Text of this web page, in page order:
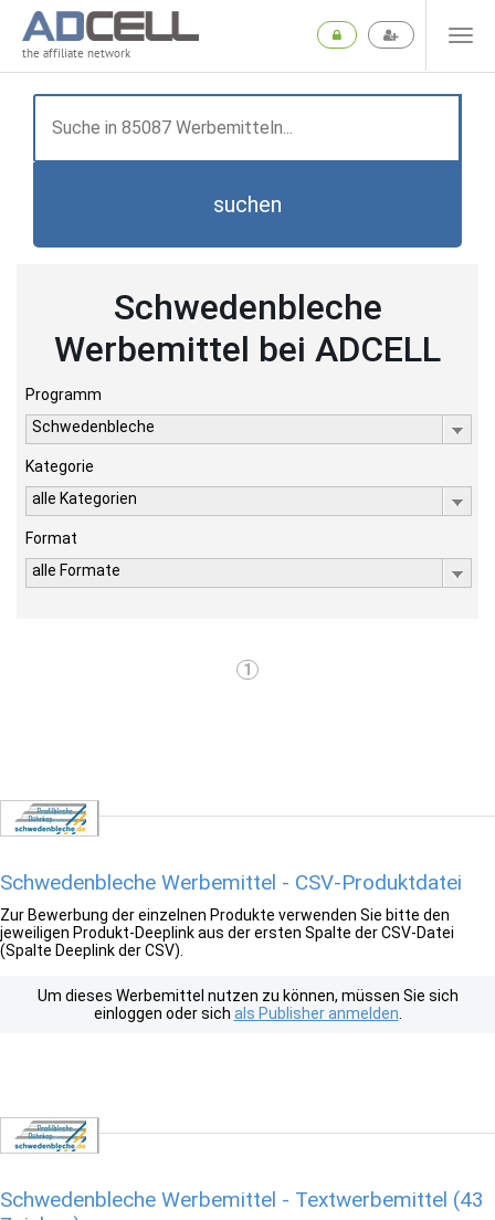
the affiliate network
suchen
Schwedenbleche
Werbemittel bei ADCELL
Programm
Schwedenbleche
Kategorie
alle Kategorien
Format
alle Formate
1
Schwedenbleche Werbemittel - CSV-Produktdatei
Zur Bewerbung der einzelnen Produkte verwenden Sie bitte den
jeweiligen Produkt-Deeplink aus der ersten Spalte der CSV-Datei
(Spalte Deeplink der CSV).
Um dieses Werbemittel nutzen zu können, müssen Sie sich
einloggen oder sich als Publisher anmelden
Schwedenbleche Werbemittel - Textwerbemittel (43